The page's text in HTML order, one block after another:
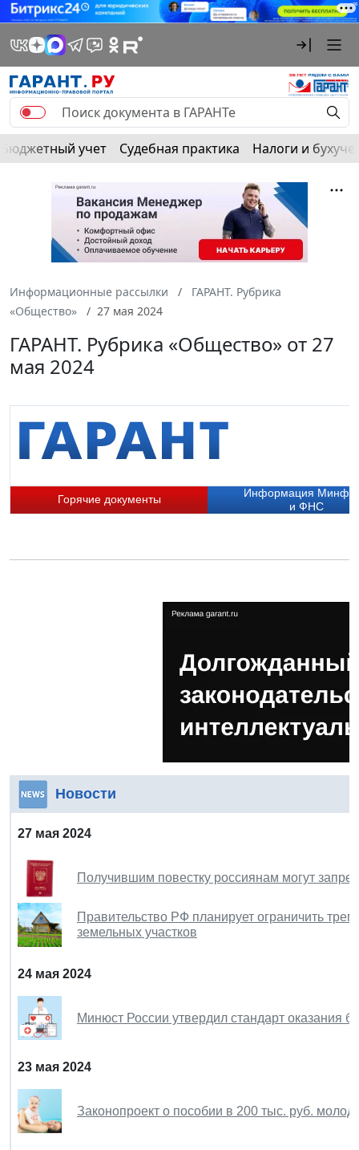
Бюджетный учет Судебная практика Налоги и
Информационные рассылки
ГАРАНТ. Рубрика
«Общество»
27 мая 2024
ГАРАНТ. Рубрика «Общество» от 27
мая 2024
Горячие документы
Информация
и ФНС
Новости
27 мая 2024
Получившим повестку россиянам могут
Правительство РФ планирует ограничить
земельных участков
24 мая 2024
Минюст России утвердил стандарт оказания
23 мая 2024
Законопроект о пособии в 200 тыс. руб.